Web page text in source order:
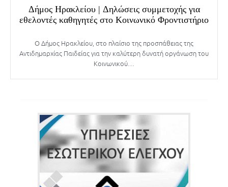
Δήμος Ηρακλείου | Δηλώσεις συμμετοχής για
εθελοντές καθηγητές στο Κοινωνικό Φροντιστήριο
Ο Δήμος Ηρακλείου, στο πλαίσιο της προσπάθειας της
Αντιδημαρχίας Παιδείας για την καλύτερη δυνατή οργάνωση του
Κοινωνικού…